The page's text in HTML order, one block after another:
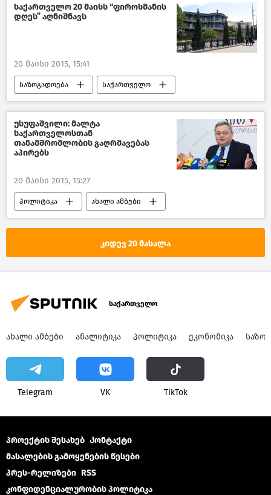
საქართველო 20 მაისს “ფიროსმანის
დღეს” აღნიშნავს
20 მაისი 2015, 15:41
საზოგადოება საქართველო
კულტურა საქართველოში
უსუფაშვილი: მალტა
საქართველოსთან
თანამშრომლობის გაღრმავებას
აპირებს
20 მაისი 2015, 15:27
პოლიტიკა ახალი ამბები
მსოფლიო დღეს საქართველო
კიდევ 20 მასალა
საქართველო
ᲐᲮᲐᲚᲘ ᲐᲛᲑᲔᲑᲘ ᲐᲜᲐᲚᲘᲢᲘᲙᲐ ᲞᲝᲚᲘᲢᲘᲙᲐ ᲔᲙᲝᲜᲝᲛᲘᲙᲐ
Telegram VK ТikТоk
პროექტის შესახებ Კონტაქტი
მასალების გამოყენების წესები
პრეს-რელიზები RSS
კონფიდენციალურობის პოლიტიკა